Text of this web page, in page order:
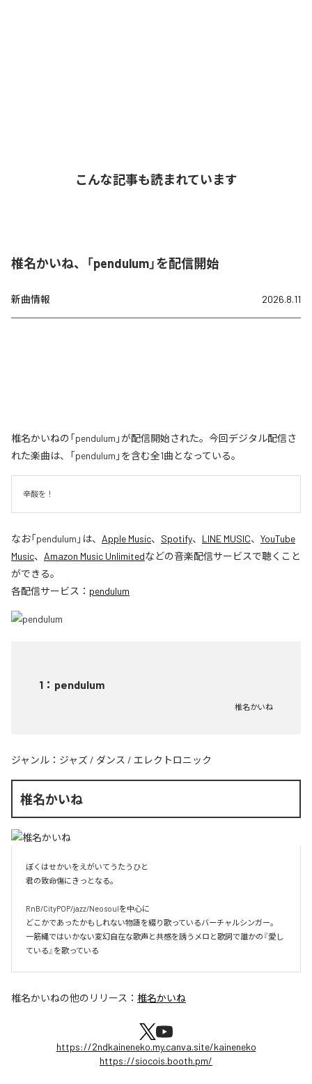
こんな記事も読まれています
椎名かいね、「pendulum」を配信開始
新曲情報 2026.8.11
椎名かいねの「pendulum」が配信開始された。今回デジタル配信さ
れた楽曲は、「pendulum」を含む全1曲となっている。
辛酸を！
なお「pendulum 」は、 Apple Music、 Spotify、 LINE MUSIC、 YouTube
Music、 Amazon Music Unlimitedなどの音楽配信サービスで聴くこと
ができる。
各配信サービス： pendulum
1 ： pendulum
椎名かいね
ジャンル： ジャズ / ダンス / エレクトロニック
椎名かいね
ぼくはせかいをえがいてうたうひと
君の致命傷にきっとなる。
RnB/CityPOP/jazz/Neosoulを中心に
どこかであったかもしれない物語を綴り歌っているバーチャルシンガー。
一筋縄ではいかない変幻自在な歌声と共感を誘うメロと歌詞で誰かの『愛し
ている』を歌っている
椎名かいねの他のリリース： 椎名かいね
https://2ndkaineneko.my.canva.site/kaineneko
https://siocois.booth.pm/